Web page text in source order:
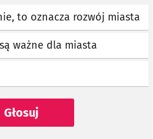
to oznacza rozwój miasta
ważne dla miasta
Głosuj